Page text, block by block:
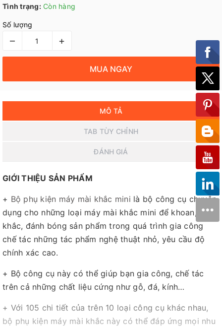
Tình trạng: Còn hàng
Số lượng
– +
MUA NGAY
MÔ TẢ
TAB TÙY CHỈNH
ĐÁNH GIÁ
GIỚI THIỆU SẢN PHẨM
+ Bộ phụ kiện máy mài khắc mini là bộ công cụ chuyên
dụng cho những loại máy mài khắc mini để khoan, mài,
khắc, đánh bóng sản phẩm trong quá trình gia công
chế tác những tác phẩm nghệ thuật nhỏ, yêu cầu độ
chính xác cao.
+ Bộ công cụ này có thể giúp bạn gia công, chế tác
trên cả những chất liệu cứng như gỗ, đá, kính…
+ Với 105 chi tiết của trên 10 loại công cụ khác nhau,
bộ phụ kiện máy mài khắc này có thể đáp ứng mọi nhu